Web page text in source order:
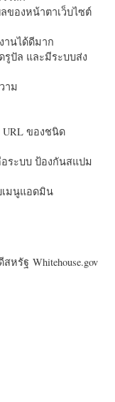
ของหน้าตาเว็บไซต์
านได้ดีมาก
รูปัล และมีระบบส่ง
าม
URL ของชนิด
อระบบ ป้องกันสแปม
มนูแอดมิน
หรัฐ Whitehouse.gov